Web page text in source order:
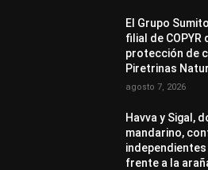
El Grupo
filial de
protección de
Piretrinas
agosto 7, 2026
Havva y Sigal,
mandarino,
frente a la